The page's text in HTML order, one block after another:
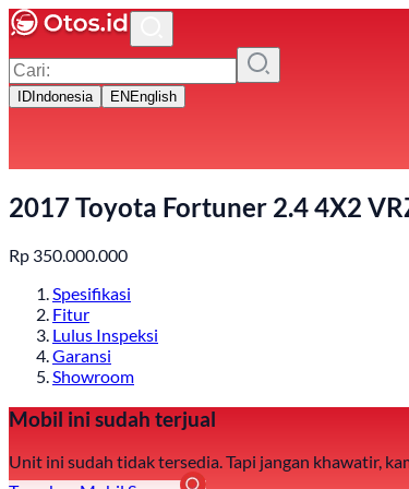
ID Indonesia EN English
2017 Toyota Fortuner 2.4 4X2
Rp 350.000.000
Spesifikasi
Fitur
Lulus Inspeksi
Garansi
Showroom
Mobil ini sudah terjual
Unit ini sudah tidak tersedia. Tapi jangan khawatir,